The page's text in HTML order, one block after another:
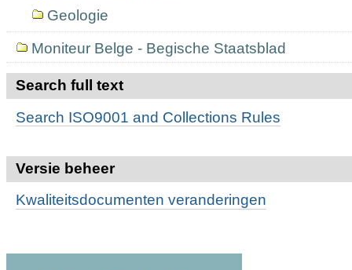
Geologie
Moniteur Belge - Begische Staatsblad
Search full text
Search ISO9001 and Collections Rules
Versie beheer
Kwaliteitsdocumenten veranderingen